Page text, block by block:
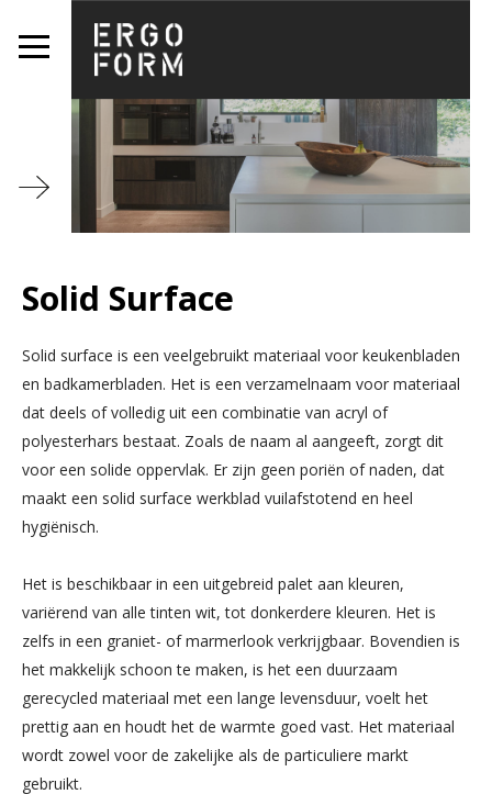
HOME
OVER ERGOFORM
PRODUCTEN
KEUKENS
INTERIEUR
BADKAMERBLADEN
Solid Surface
Configurator
VLOEREN
INSPIRATIE
CONTACT
Heb je een vraag?
+31 (0)13 530 18 79
info@ergoform.nl
Solid Surface
Solid surface is een veelgebruikt materiaal voor keukenbladen
en badkamerbladen. Het is een verzamelnaam voor materiaal
dat deels of volledig uit een combinatie van acryl of
polyesterhars bestaat. Zoals de naam al aangeeft, zorgt dit
voor een solide oppervlak. Er zijn geen poriën of naden, dat
maakt een solid surface werkblad vuilafstotend en heel
hygiënisch.
Het is beschikbaar in een uitgebreid palet aan kleuren,
variërend van alle tinten wit, tot donkerdere kleuren. Het is
zelfs in een graniet- of marmerlook verkrijgbaar. Bovendien is
het makkelijk schoon te maken, is het een duurzaam
gerecycled materiaal met een lange levensduur, voelt het
prettig aan en houdt het de warmte goed vast. Het materiaal
wordt zowel voor de zakelijke als de particuliere markt
gebruikt.